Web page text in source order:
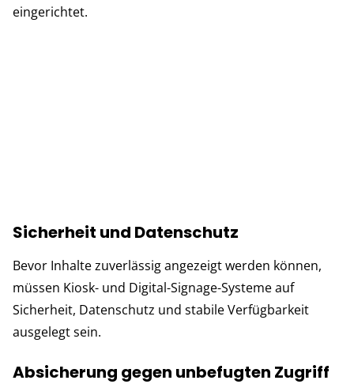
eingerichtet.
Sicherheit und Datenschutz
Bevor Inhalte zuverlässig angezeigt werden können,
müssen Kiosk- und Digital-Signage-Systeme auf
Sicherheit, Datenschutz und stabile Verfügbarkeit
ausgelegt sein.
Absicherung gegen unbefugten Zugriff